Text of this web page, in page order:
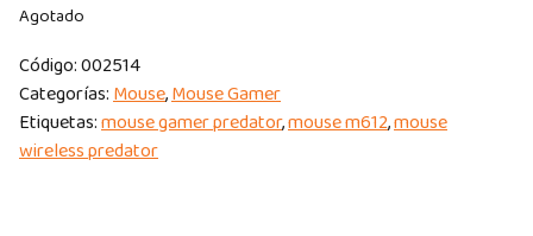
Agotado
Código:002514
Categorías:Mouse,Mouse Gamer
Etiquetas:mouse gamer predator,mouse m612,mouse
wireless predator